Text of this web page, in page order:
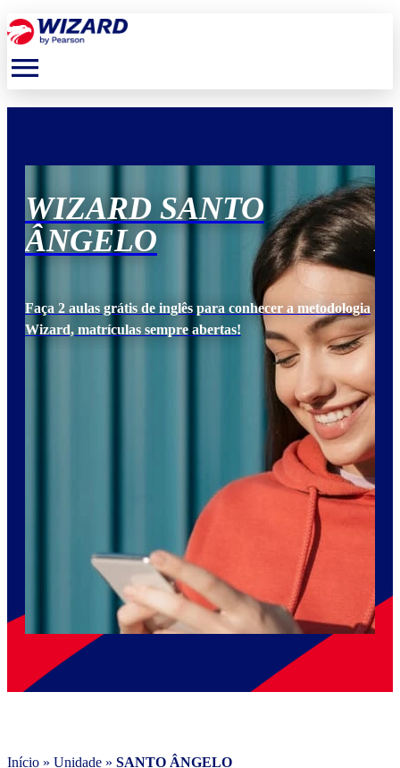
menu
WIZARD SANTO
ÂNGELO
Faça 2 aulas grátis de inglês para conhecer a metodologia
Wizard, matrículas sempre abertas!
Início » Unidade » SANTO ÂNGELO